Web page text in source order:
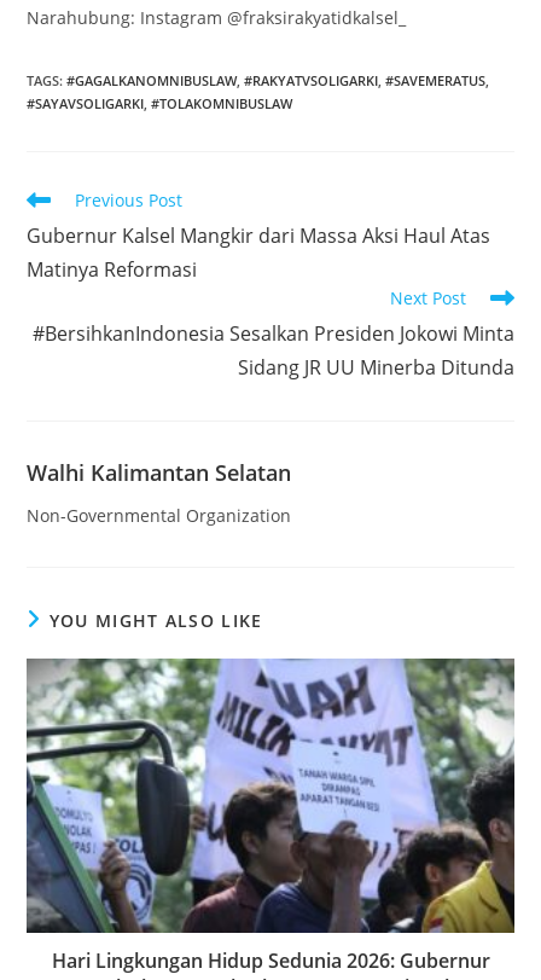
Narahubung: Instagram @fraksirakyatidkalsel_
TAGS:#GAGALKANOMNIBUSLAW, #RAKYATVSOLIGARKI, #SAVEMERATUS,
#SAYAVSOLIGARKI, #TOLAKOMNIBUSLAW
Read
more
articles
Previous Post
Gubernur Kalsel Mangkir dari Massa Aksi Haul Atas
Matinya Reformasi
Next Post
#BersihkanIndonesia Sesalkan Presiden Jokowi Minta
Sidang JR UU Minerba Ditunda
Walhi Kalimantan Selatan
Non-Governmental Organization
YOU MIGHT ALSO LIKE
Hari Lingkungan Hidup Sedunia 2026: Gubernur